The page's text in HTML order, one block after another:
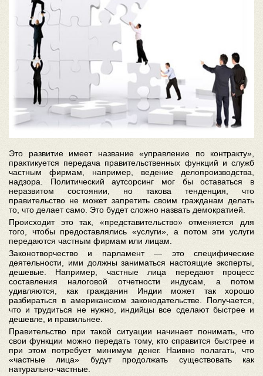
Это развитие имеет название «управление по контракту»,
практикуется передача правительственных функций и служб
частным фирмам, например, ведение делопроизводства,
надзора. Политический аутсорсинг мог бы оставаться в
неразвитом состоянии, но такова тенденция, что
правительство не может запретить своим гражданам делать
то, что делает само. Это будет сложно назвать демократией.
Происходит это так, «представительство» отменяется для
того, чтобы предоставлялись «услуги», а потом эти услуги
передаются частным фирмам или лицам.
Законотворчество и парламент — это специфические
деятельности, ими должны заниматься настоящие эксперты,
дешевые. Например, частные лица передают процесс
составления налоговой отчетности индусам, а потом
удивляются, как гражданин Индии может так хорошо
разбираться в американском законодательстве. Получается,
что и трудиться не нужно, индийцы все сделают быстрее и
дешевле, и правильнее.
Правительство при такой ситуации начинает понимать, что
свои функции можно передать тому, кто справится быстрее и
при этом потребует минимум денег. Наивно полагать, что
«частные лица» будут продолжать существовать как
натурально-частные.